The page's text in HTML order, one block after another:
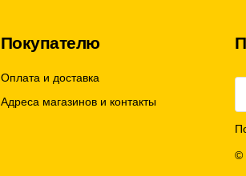
Покупателю
Оплата и доставка
Адреса магазинов и контакты
©